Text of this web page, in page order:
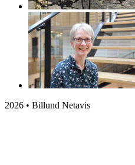
2026 • Billund Netavis